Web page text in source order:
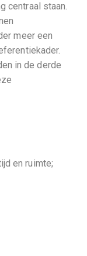
centraal staan.
meer een
in de derde
en ruimte;